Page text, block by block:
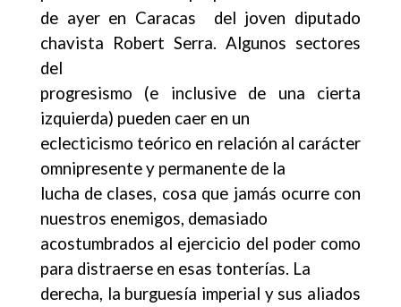
de ayer en Caracas del joven diputado
chavista Robert Serra. Algunos sectores
del
progresismo (e inclusive de una cierta
izquierda) pueden caer en un
eclecticismo teórico en relación al carácter
omnipresente y permanente de la
lucha de clases, cosa que jamás ocurre con
nuestros enemigos, demasiado
acostumbrados al ejercicio del poder como
para distraerse en esas tonterías. La
derecha, la burguesía imperial y sus aliados